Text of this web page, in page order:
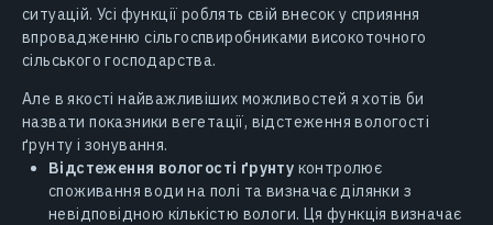
ситуацій. Усі функції роблять свій внесок у сприяння
впровадженню сільгоспвиробниками високоточного
сільського господарства.
Але в якості найважливіших можливостей я хотів би
назвати показники вегетації, відстеження вологості
ґрунту і зонування.
Відстеження вологості ґрунту контролює
споживання води на полі та визначає ділянки з
невідповідною кількістю вологи. Ця функція визначає